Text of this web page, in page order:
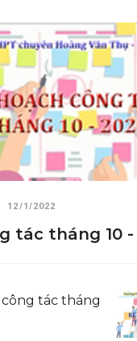
12/1/2022
tác tháng 10 -
công tác tháng